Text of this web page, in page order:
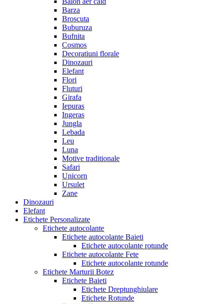
Barza
Broscuta
Buburuza
Bufnita
Cosmos
Decoratiuni florale
Dinozauri
Elefant
Flori
Fluturi
Girafa
Iepuras
Ingeras
Jungla
Lebada
Leu
Luna
Motive traditionale
Safari
Unicorn
Ursulet
Zane
Dinozauri
Elefant
Etichete Personalizate
Etichete autocolante
Etichete autocolante Baieti
Etichete autocolante rotunde
Etichete autocolante Fete
Etichete autocolante rotunde
Etichete Marturii Botez
Etichete Baieti
Etichete Dreptunghiulare
Etichete Rotunde